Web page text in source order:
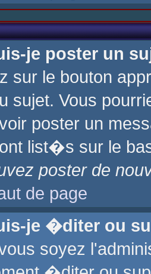
je poster un
sur le bouton
sujet. Vous
poster un
list�s sur le
poster de
de page
je �diter ou
soyez